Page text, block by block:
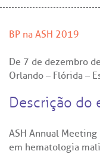
BP na ASH 2019
De 7 de dezembro
Orlando – Flórida –
Descrição do
ASH Annual
em hematologia